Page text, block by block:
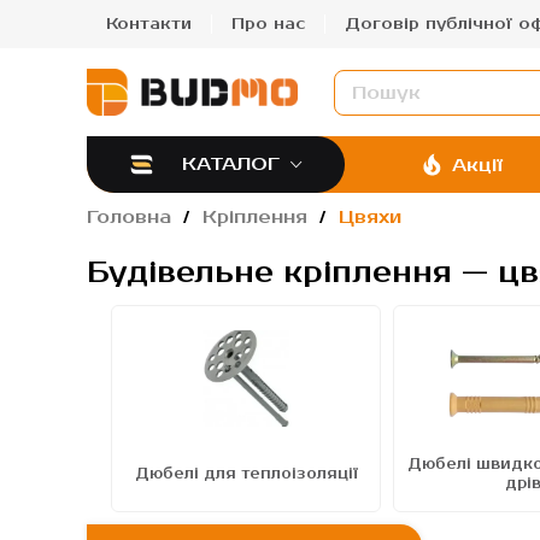
Контакти Про нас Договір публічної
КАТАЛОГ Акції
Головна Кріплення Цвяхи
Будівельне кріплення —
Дюбелі для теплоізоляції
Дюбелі